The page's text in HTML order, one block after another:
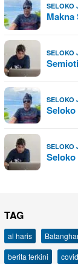
SELOKO
SELOKO
SELOKO
SELOKO
TAG
al haris
berita terkini